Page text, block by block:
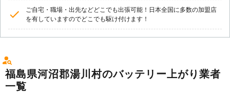
ご自宅・職場・出先などどこでも出張可能！日本全国に多数の加盟店
を有していますのでどこでも駆け付けます！
福島県河沼郡湯川村のバッテリー上がり業者
一覧